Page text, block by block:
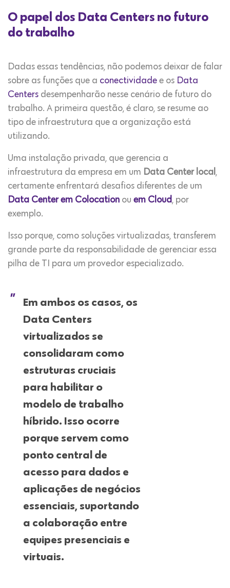
O papel dos Data Centers no futuro
do trabalho
Dadas essas tendências, não podemos deixar de falar
sobre as funções que a conectividade e os Data
Centers desempenharão nesse cenário de futuro do
trabalho. A primeira questão, é claro, se resume ao
tipo de infraestrutura que a organização está
utilizando.
Uma instalação privada, que gerencia a
infraestrutura da empresa em um Data Center local ,
certamente enfrentará desafios diferentes de um
Data Center em Colocation ou em Cloud , por
exemplo.
Isso porque, como soluções virtualizadas, transferem
grande parte da responsabilidade de gerenciar essa
pilha de TI para um provedor especializado.
Em ambos os casos, os
Data Centers
virtualizados se
consolidaram como
estruturas cruciais
para habilitar o
modelo de trabalho
híbrido. Isso ocorre
porque servem como
ponto central de
acesso para dados e
aplicações de negócios
essenciais, suportando
a colaboração entre
equipes presenciais e
virtuais.